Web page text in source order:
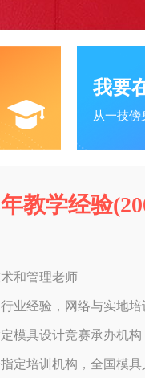
我要
从一技傍
教学经验
和管理老师
业经验，网络与实地培
模具设计竞赛承办机构
定培训机构，全国模